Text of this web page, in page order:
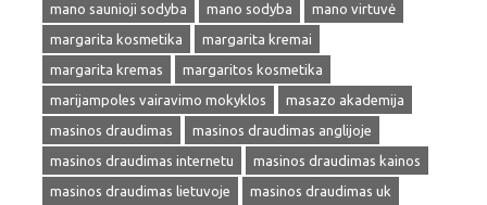
mano saunioji sodyba
mano sodyba
mano virtuvė
margarita kosmetika
margarita kremai
margarita kremas
margaritos kosmetika
marijampoles vairavimo mokyklos
masazo akademija
masinos draudimas
masinos draudimas anglijoje
masinos draudimas internetu
masinos draudimas kainos
masinos draudimas lietuvoje
masinos draudimas uk